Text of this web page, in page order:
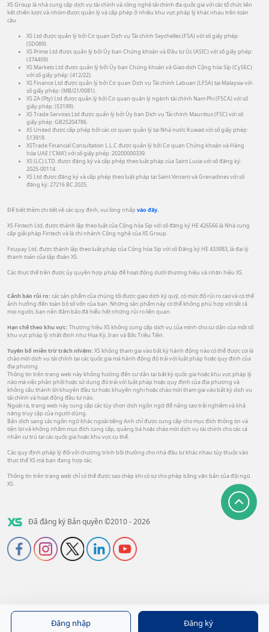
XS Group là nhà cung cấp dịch vụ tài chính và công nghệ tài chính đa quốc gia với các tổ chức liên
kết chiến lược và nhóm được quản lý và cấp phép ở nhiều khu vực pháp lý khác nhau trên toàn
cầu.
XS Ltd được quản lý bởi Cơ quan Dịch vụ Tài chính Seychelles (FSA) với số giấy phép:
(SD089).
XS Prime Ltd được quản lý bởi Ủy ban Chứng khoán và Đầu tư Úc (ASIC) với số giấy phép:
(374409).
XS Markets Ltd được quản lý bởi Ủy ban Chứng khoán và Giao dịch Cộng hòa Síp (CySEC)
với số giấy phép: (412/22).
XS Finance Ltd được quản lý bởi Cơ quan Dịch vụ Tài chính Labuan (LFSA) tại Malaysia với
số giấy phép: (MB/21/0081).
XS ZA (Pty) Ltd được quản lý bởi Cơ quan quản lý ngành tài chính Nam Phi (FSCA) với số
giấy phép: (53199).
XS Trade Services Ltd được quản lý bởi Ủy ban Dịch vụ Tài chính Mauritius (FSC) với số
giấy phép: GB25204786.
XS United được cấp phép bởi các cơ quan quản lý tại Nhà nước Kuwait với số giấy phép:
513918.
XSTrade Financial Consultation L.L.C được quản lý bởi Cơ quan Chứng khoán và Hàng
hóa UAE (‘CMA’) với số giấy phép: 20200000339.
XS (LC) LTD. được đăng ký và cấp phép theo luật pháp của Saint Lucia với số đăng ký:
2025-00114.
XS Ltd được đăng ký và cấp phép theo luật pháp tại Saint Vincent và Grenadines với số
đăng ký: 27216 BC 2025.
Để biết thêm chi tiết về các quy định, vui lòng nhấp vào đây.
XS Fintech Ltd, được thành lập theo luật của Cộng hòa Síp với số đăng ký HE 426566 là Nhà cung
cấp giải pháp Fintech và là chi nhánh Công nghệ của XS Group.
Ficupay Ltd, được thành lập theo luật pháp của Cộng hòa Síp với số Đăng ký HE 433983, là đại lý
thanh toán của tập đoàn XS.
Các thực thể trên được ủy quyền hợp pháp để hoạt động dưới thương hiệu và nhãn hiệu XS.
Cảnh báo rủi ro: các sản phẩm của chúng tôi được giao dịch ký quỹ, có mức độ rủi ro cao và có thể
ảnh hưởng đến toàn bộ số vốn của bạn. Những sản phẩm này có thể không phù hợp với tất cả
mọi người, bạn nên đảm bảo đã hiểu hết những rủi ro liên quan.
Hạn chế theo khu vực: Thương hiệu XS không cung cấp dịch vụ của mình cho cư dân của một số
khu vực pháp lý nhất định như Hoa Kỳ, Iran và Bắc Triều Tiên.
Tuyên bố miễn trừ trách nhiệm: XS không tham gia vào bất kỳ hành động nào có thể được coi là
chào mời dịch vụ tài chính tại các quốc gia mà hành động đó trái với luật pháp hoặc quy định của
địa phương.
Thông tin trên trang web này không hướng đến cư dân tại bất kỳ quốc gia hoặc khu vực pháp lý
nào mà việc phân phối hoặc sử dụng đó trái với luật pháp hoặc quy định của địa phương và
không cấu thành lời khuyên đầu tư hoặc khuyến nghị hoặc chào mời tham gia vào bất kỳ dịch vụ
tài chính và hoạt động đầu tư nào.
Ngoài ra, trang web này cung cấp các tùy chọn dịch ngôn ngữ để nâng cao trải nghiệm và khả
năng truy cập của người dùng.
Bản dịch sang các ngôn ngữ khác ngoài tiếng Anh chỉ được cung cấp cho mục đích thông tin và
tiện lợi và không nhằm mục đích cung cấp, quảng bá hoặc chào mời dịch vụ tài chính cho các cá
nhân cư trú tại các quốc gia hoặc khu vực cụ thể.
Các quy định pháp lý đối với chương trình bồi thường cho nhà đầu tư khác nhau tùy thuộc vào
thực thể XS mà bạn đang hợp tác.
Thông tin trên trang web chỉ có thể được sao chép khi có sự cho phép bằng văn bản của đội ngũ
XS.
Đã đăng ký Bản quyền ©2010 - 2026
Đăng nhập Đăng ký